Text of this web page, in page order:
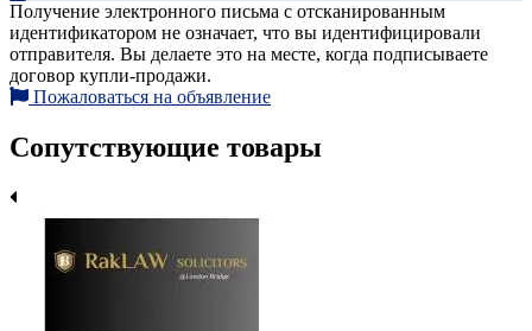
Получение электронного письма с отсканированным
идентификатором не означает, что вы идентифицировали
отправителя. Вы делаете это на месте, когда подписываете
договор купли-продажи.
Пожаловаться на объявление
Сопутствующие товары